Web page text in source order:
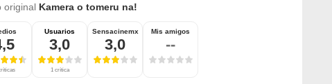
original Kamera o tomeru na!
Usuarios
3,0
1 crítica
Sensacinemx
3,0
Mis amigos
--